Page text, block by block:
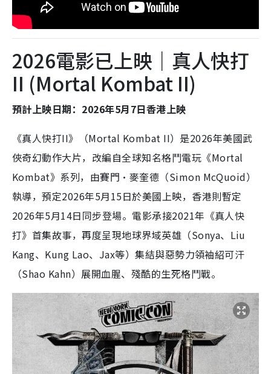
2026電影已上映｜真人快打
II (Mortal Kombat II)
預計上映日期：2026年5月7日香港上映
《真人快打II》（Mortal Kombat II）是2026年美國武
俠奇幻動作大片，改編自全球知名格鬥電玩《Mortal
Kombat》系列，由賽門·麥奎德（Simon McQuoid）
執導，預定2026年5月15日於美國上映，香港則暫定
2026年5月14日同步登場。電影承接2021年《真人快
打》首集故事，再度呈現地球界域英雄（Sonya、Liu
Kang、Kung Lao、Jax等）集結與惡勢力領袖紹可汗
（Shao Kahn）展開血腥、殘酷的生死格鬥戰。